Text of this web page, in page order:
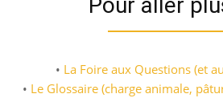
• La Foire aux Questions (et
• Le Glossaire (charge animale,